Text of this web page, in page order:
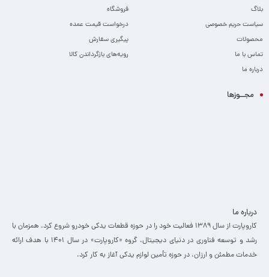
بلاگ
سیاست حریم خصوصی
محصولات
تماس با ما
درباره ما
فروشگاه
درخواست قیمت عمده
پیگیری سفارش
رویه‌های بازگرداندن کالا
مجــوزها
درباره ما
کاروپارت از سال ۱۳۸۹ فعالیت خود را در حوزه قطعات یدکی خودرو شروع کرد. همزمان با
رشد و توسعه فناوری در دنیای دیجیتال، گروه «کاروپارت» در سال ۱۴۰۱ با هدف ارائه
خدمات مطمئن و ارزان، ­در حوزه تأمین لوازم یدکی آغاز به کار کرد.